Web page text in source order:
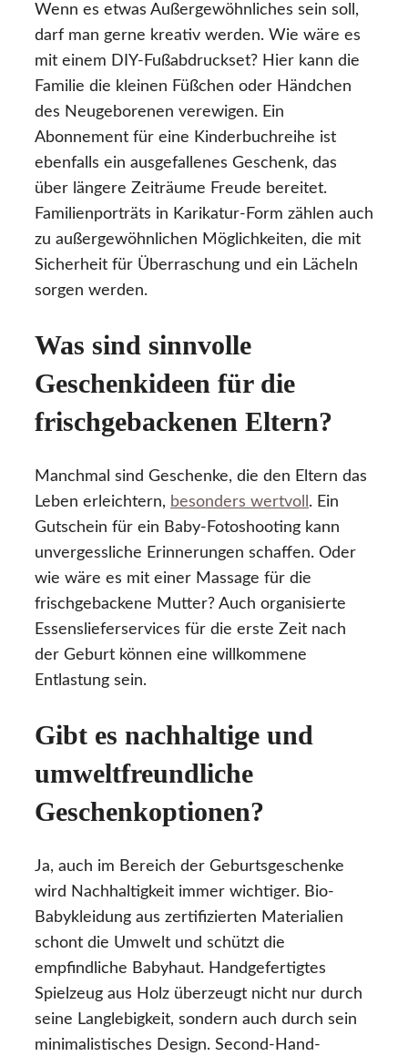
Wenn es etwas Außergewöhnliches sein soll,
darf man gerne kreativ werden. Wie wäre es
mit einem DIY-Fußabdruckset? Hier kann die
Familie die kleinen Füßchen oder Händchen
des Neugeborenen verewigen. Ein
Abonnement für eine Kinderbuchreihe ist
ebenfalls ein ausgefallenes Geschenk, das
über längere Zeiträume Freude bereitet.
Familienporträts in Karikatur-Form zählen auch
zu außergewöhnlichen Möglichkeiten, die mit
Sicherheit für Überraschung und ein Lächeln
sorgen werden.
Was sind sinnvolle
Geschenkideen für die
frischgebackenen Eltern?
Manchmal sind Geschenke, die den Eltern das
Leben erleichtern, besonders wertvoll . Ein
Gutschein für ein Baby-Fotoshooting kann
unvergessliche Erinnerungen schaffen. Oder
wie wäre es mit einer Massage für die
frischgebackene Mutter? Auch organisierte
Essenslieferservices für die erste Zeit nach
der Geburt können eine willkommene
Entlastung sein.
Gibt es nachhaltige und
umweltfreundliche
Geschenkoptionen?
Ja, auch im Bereich der Geburtsgeschenke
wird Nachhaltigkeit immer wichtiger. Bio-
Babykleidung aus zertifizierten Materialien
schont die Umwelt und schützt die
empfindliche Babyhaut. Handgefertigtes
Spielzeug aus Holz überzeugt nicht nur durch
seine Langlebigkeit, sondern auch durch sein
minimalistisches Design. Second-Hand-